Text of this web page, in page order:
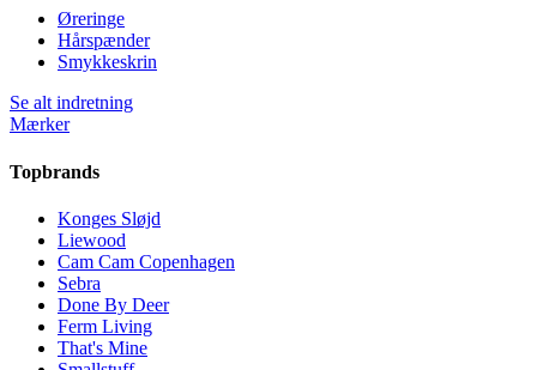
Øreringe
Hårspænder
Smykkeskrin
Se alt indretning
Mærker
Topbrands
Konges Sløjd
Liewood
Cam Cam Copenhagen
Sebra
Done By Deer
Ferm Living
That's Mine